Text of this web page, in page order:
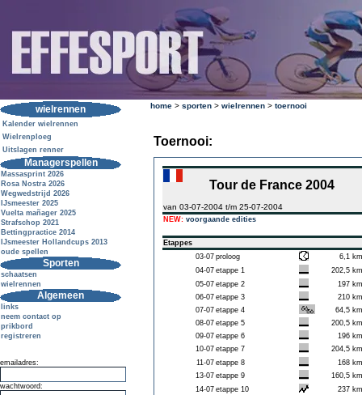
wielrennen
Kalender wielrennen
Wielrenploeg
Uitslagen renner
Managerspellen
Massasprint 2026
Rosa Nostra 2026
Wegwedstrijd 2026
IJsmeester 2025
Vuelta mañager 2025
Strafschop 2021
Bettingpractice 2014
IJsmeester Hollandcups 2013
oude spellen
Sporten
schaatsen
wielrennen
Algemeen
links
neem contact op
prikbord
registreren
emailadres:
wachtwoord:
home > sporten > wielrennen > toernooi
Toernooi:
Tour de France 2004
van 03-07-2004 t/m 25-07-2004
NEW: voorgaande edities
Etappes
03-07 proloog
6,1 km
04-07 etappe 1
202,5 km
05-07 etappe 2
197 km
06-07 etappe 3
210 km
07-07 etappe 4
64,5 km
08-07 etappe 5
200,5 km
09-07 etappe 6
196 km
10-07 etappe 7
204,5 km
11-07 etappe 8
168 km
13-07 etappe 9
160,5 km
14-07 etappe 10
237 km